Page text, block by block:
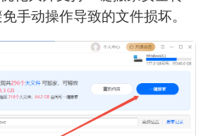
手动操作导致的文件损坏。